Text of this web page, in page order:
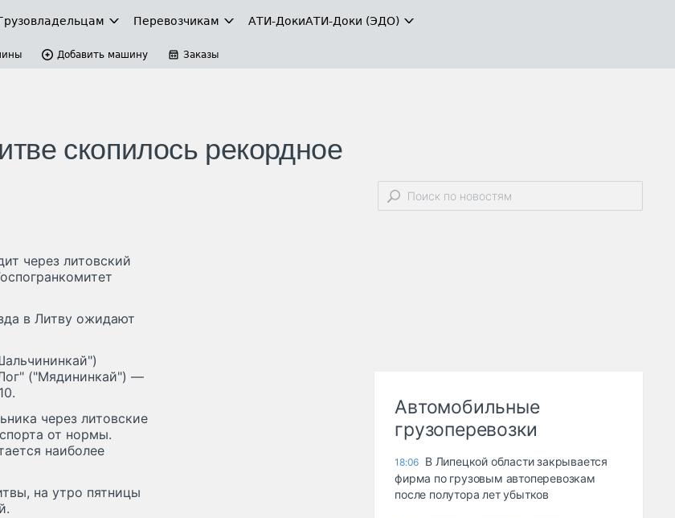
Перевозчикам АТИ-ДокиАТИ-Доки (ЭДО)
Добавить машину Заказы
скопилось рекордное
через литовский
в Литву ожидают
("Мядининкай") —
через литовские
от нормы.
наиболее
на утро пятницы
Автомобильные
грузоперевозки
18:06 В Липецкой области закрывается
фирма по грузовым автоперевозкам
после полутора лет убытков